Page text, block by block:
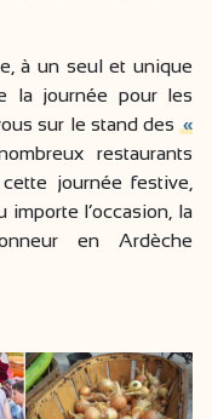
à un seul et unique
la journée pour les
sur le stand des «
restaurants
journée festive,
importe l’occasion, la
en Ardèche